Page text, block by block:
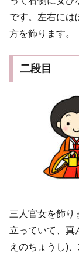
です。左右には
方を飾ります。
二段目
三人官女を飾り
立っていて、真
えのちょうし)